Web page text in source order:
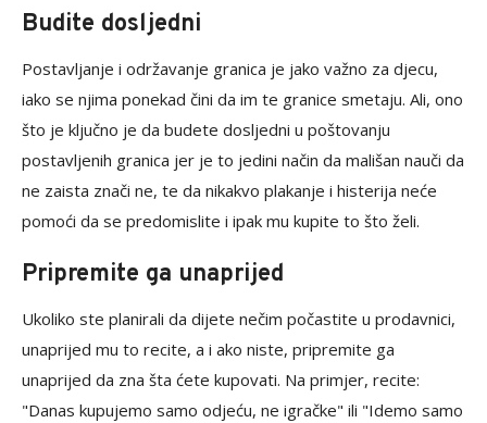
Budite dosljedni
Postavljanje i održavanje granica je jako važno za djecu,
iako se njima ponekad čini da im te granice smetaju. Ali, ono
što je ključno je da budete dosljedni u poštovanju
postavljenih granica jer je to jedini način da mališan nauči da
ne zaista znači ne, te da nikakvo plakanje i histerija neće
pomoći da se predomislite i ipak mu kupite to što želi.
Pripremite ga unaprijed
Ukoliko ste planirali da dijete nečim počastite u prodavnici,
unaprijed mu to recite, a i ako niste, pripremite ga
unaprijed da zna šta ćete kupovati. Na primjer, recite:
"Danas kupujemo samo odjeću, ne igračke" ili "Idemo samo